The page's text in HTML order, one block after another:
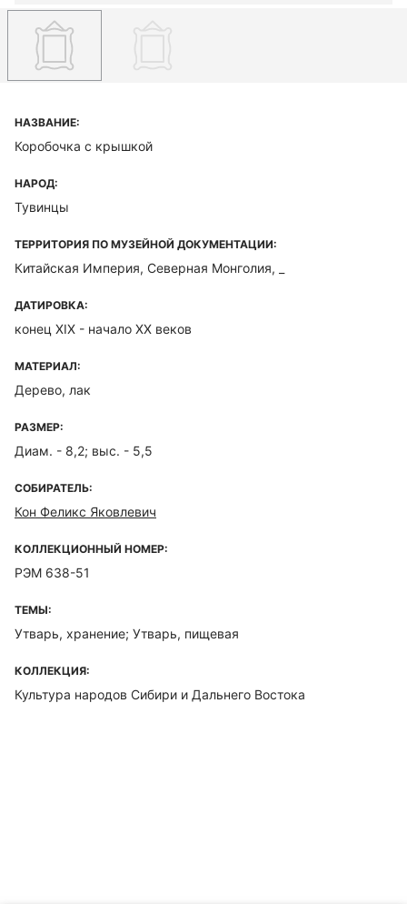
НАЗВАНИЕ:
Коробочка с крышкой
НАРОД:
Тувинцы
ТЕРРИТОРИЯ ПО МУЗЕЙНОЙ ДОКУМЕНТАЦИИ:
Китайская Империя, Северная Монголия, _
ДАТИРОВКА:
конец XIX - начало XX веков
МАТЕРИАЛ:
Дерево, лак
РАЗМЕР:
Диам. - 8,2; выс. - 5,5
СОБИРАТЕЛЬ:
Кон Феликс Яковлевич
КОЛЛЕКЦИОННЫЙ НОМЕР:
РЭМ 638-51
ТЕМЫ:
Утварь, хранение; Утварь, пищевая
КОЛЛЕКЦИЯ:
Культура народов Сибири и Дальнего Востока